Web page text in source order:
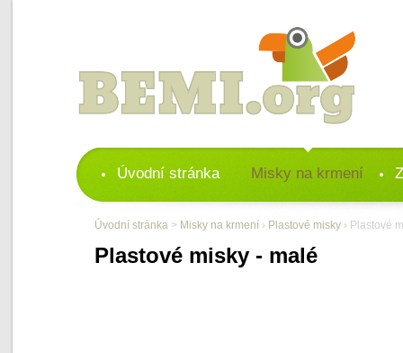
Úvodní stránka Misky na krmení
Úvodní stránka > Misky na krmení › Plastové misky › Plastové
Plastové misky - malé